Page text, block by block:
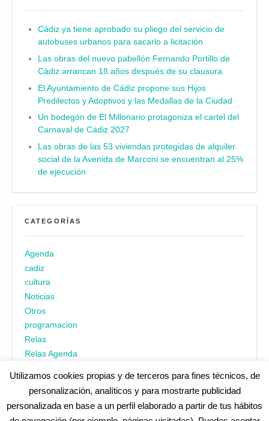
Cádiz ya tiene aprobado su pliego del servicio de
autobuses urbanos para sacarlo a licitación
Las obras del nuevo pabellón Fernando Portillo de
Cádiz arrancan 18 años después de su clausura
El Ayuntamiento de Cádiz propone sus Hijos
Predilectos y Adoptivos y las Medallas de la Ciudad
Un bodegón de El Millonario protagoniza el cartel del
Carnaval de Cádiz 2027
Las obras de las 53 viviendas protegidas de alquiler
social de la Avenida de Marconi se encuentran al 25%
de ejecución
CATEGORÍAS
Agenda
cadiz
cultura
Noticias
Otros
programacion
Relas
Relas Agenda
Utilizamos cookies propias y de terceros para fines técnicos, de
personalización, analíticos y para mostrarte publicidad
personalizada en base a un perfil elaborado a partir de tus hábitos